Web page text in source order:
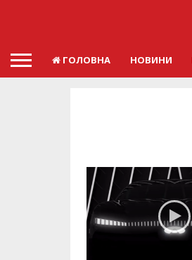
ГОЛОВНА НОВИНИ